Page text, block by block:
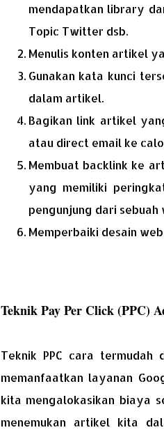
mendapatkan library
Topic Twitter dsb.
Menulis konten artikel
Gunakan kata kunci
dalam artikel.
Bagikan link artikel
atau direct email ke
Membuat backlink ke
yang memiliki
pengunjung dari sebuah
Memperbaiki desain
Teknik Pay Per Click (PPC)
Teknik PPC cara termudah
memanfaatkan layanan
kita mengalokasikan biaya
menemukan artikel kita